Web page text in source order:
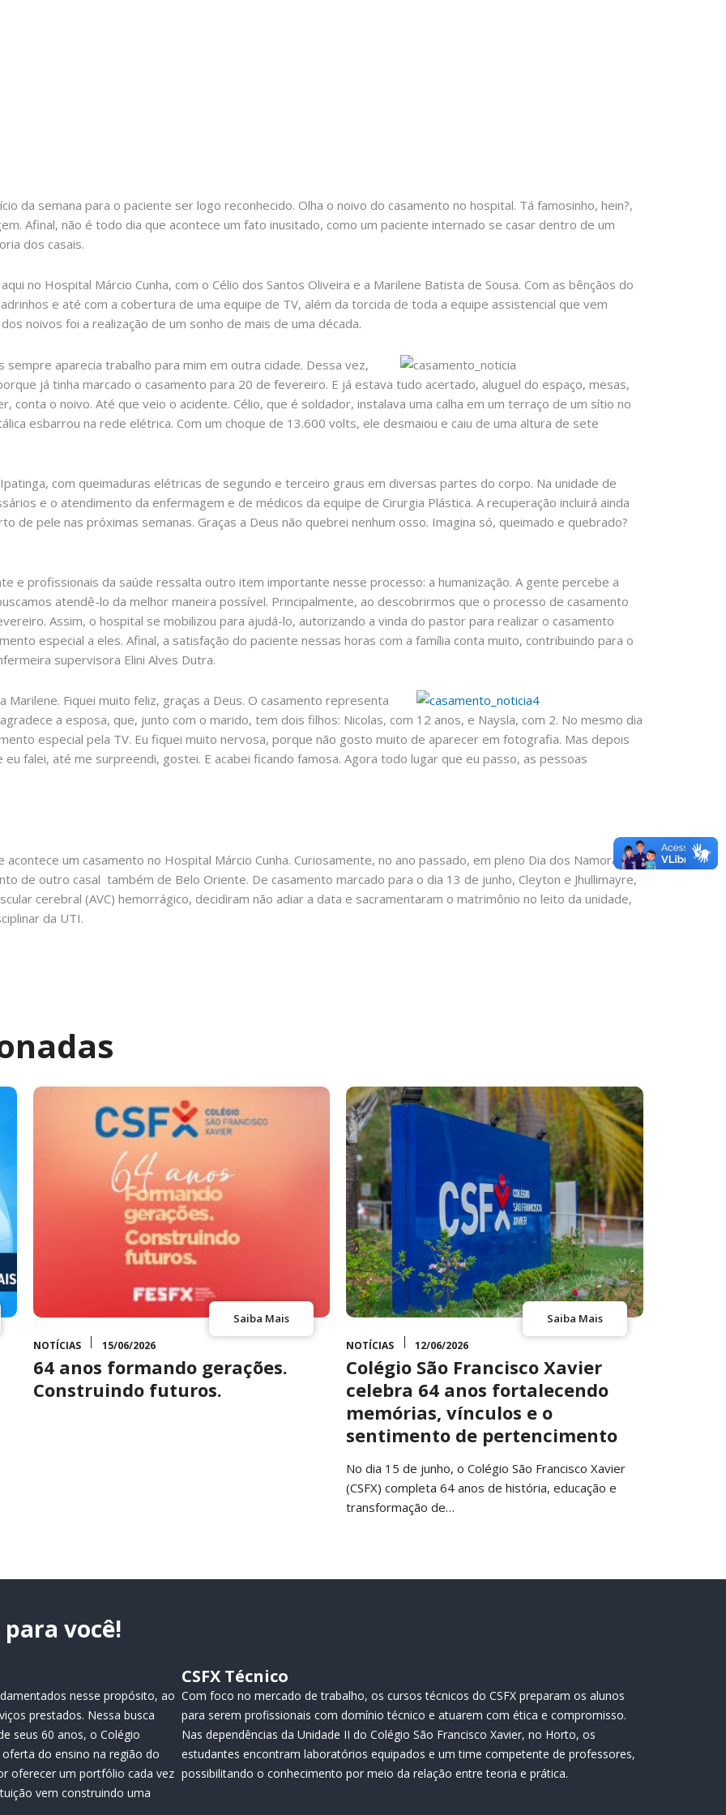
da semana para o paciente ser logo reconhecido. Olha o noivo do casamento no hospital. Tá famosinho, hein?,
Afinal, não é todo dia que acontece um fato inusitado, como um paciente internado se casar dentro de um
dos casais.
no Hospital Márcio Cunha, com o Célio dos Santos Oliveira e a Marilene Batista de Sousa. Com as bênçãos do
e até com a cobertura de uma equipe de TV, além da torcida de toda a equipe assistencial que vem
noivos foi a realização de um sonho de mais de uma década.
sempre aparecia trabalho para mim em outra cidade. Dessa vez,
já tinha marcado o casamento para 20 de fevereiro. E já estava tudo acertado, aluguel do espaço, mesas,
conta o noivo. Até que veio o acidente. Célio, que é soldador, instalava uma calha em um terraço de um sítio no
esbarrou na rede elétrica. Com um choque de 13.600 volts, ele desmaiou e caiu de uma altura de sete
com queimaduras elétricas de segundo e terceiro graus em diversas partes do corpo. Na unidade de
e o atendimento da enfermagem e de médicos da equipe de Cirurgia Plástica. A recuperação incluirá ainda
de pele nas próximas semanas. Graças a Deus não quebrei nenhum osso. Imagina só, queimado e quebrado?
e profissionais da saúde ressalta outro item importante nesse processo: a humanização. A gente percebe a
atendê-lo da melhor maneira possível. Principalmente, ao descobrirmos que o processo de casamento
Assim, o hospital se mobilizou para ajudá-lo, autorizando a vinda do pastor para realizar o casamento
especial a eles. Afinal, a satisfação do paciente nessas horas com a família conta muito, contribuindo para o
supervisora Elini Alves Dutra.
Fiquei muito feliz, graças a Deus. O casamento representa
a esposa, que, junto com o marido, tem dois filhos: Nicolas, com 12 anos, e Naysla, com 2. No mesmo dia
especial pela TV. Eu fiquei muito nervosa, porque não gosto muito de aparecer em fotografia. Mas depois
falei, até me surpreendi, gostei. E acabei ficando famosa. Agora todo lugar que eu passo, as pessoas
um casamento no Hospital Márcio Cunha. Curiosamente, no ano passado, em pleno Dia dos Namorados,
de outro casal  também de Belo Oriente. De casamento marcado para o dia 13 de junho, Cleyton e Jhullimayre,
cerebral (AVC) hemorrágico, decidiram não adiar a data e sacramentaram o matrimônio no leito da unidade,
da UTI.
Saiba Mais
NOTÍCIAS 15/06/2026
64 anos formando gerações.
Construindo futuros.
Saiba Mais
NOTÍCIAS 12/06/2026
Colégio São Francisco Xavier
celebra 64 anos fortalecendo
memórias, vínculos e o
sentimento de pertencimento
No dia 15 de junho, o Colégio São Francisco Xavier
(CSFX) completa 64 anos de história, educação e
transformação de…
você!
nesse propósito, ao
prestados. Nessa busca
seus 60 anos, o Colégio
do ensino na região do
oferecer um portfólio cada vez
vem construindo uma
CSFX Técnico
Com foco no mercado de trabalho, os cursos técnicos do CSFX preparam os alunos
para serem profissionais com domínio técnico e atuarem com ética e compromisso.
Nas dependências da Unidade II do Colégio São Francisco Xavier, no Horto, os
estudantes encontram laboratórios equipados e um time competente de professores,
possibilitando o conhecimento por meio da relação entre teoria e prática.